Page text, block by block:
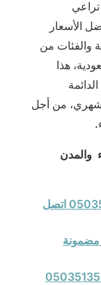
الأسعار
والفئات من
هذا
من أجل
والمدن
افضل شركة حقن التربة الدمام 0503513564 اتصل
حقن خرسانات بالدمام 0503513564